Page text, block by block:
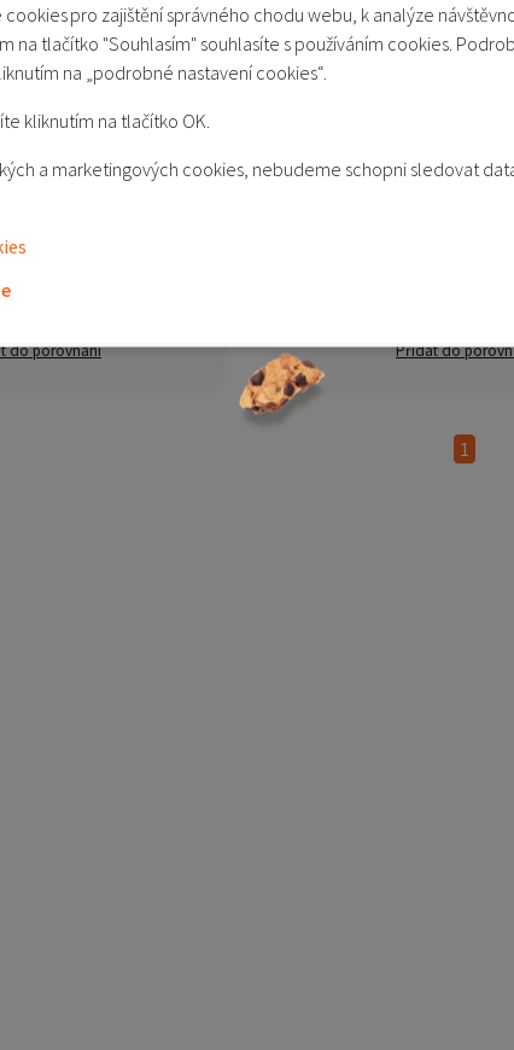
cookies pro zajištění správného chodu webu, k analýze
na tlačítko "Souhlasím" souhlasíte s používáním cookies.
na „podrobné nastavení cookies“.
kliknutím na tlačítko OK.
a marketingových cookies, nebudeme schopni sledovat
produktu
do porovnání Přidat do
1